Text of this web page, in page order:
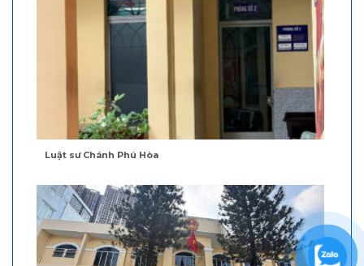
Luật sư Chánh Phú Hòa